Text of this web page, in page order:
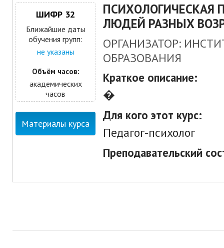
ШИФР 32
Ближайшие даты
обучения групп:
не указаны
Объём часов:
академических
часов
Материалы курса
ЛЮДЕЙ РАЗНЫХ
ОРГАНИЗАТОР:
ОБРАЗОВАНИЯ
Краткое описание:
�
Для кого этот курс:
Педагог-психолог
Преподавательский